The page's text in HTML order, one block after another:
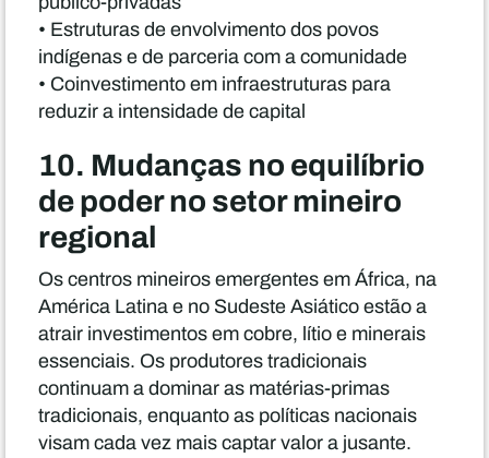
• Estruturas de envolvimento dos povos
indígenas e de parceria com a comunidade
• Coinvestimento em infraestruturas para
reduzir a intensidade de capital
10. Mudanças no equilíbrio
de poder no setor mineiro
regional
Os centros mineiros emergentes em África, na
América Latina e no Sudeste Asiático estão a
atrair investimentos em cobre, lítio e minerais
essenciais. Os produtores tradicionais
continuam a dominar as matérias-primas
tradicionais, enquanto as políticas nacionais
visam cada vez mais captar valor a jusante.